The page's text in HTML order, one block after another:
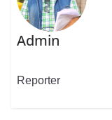
Admin
Reporter